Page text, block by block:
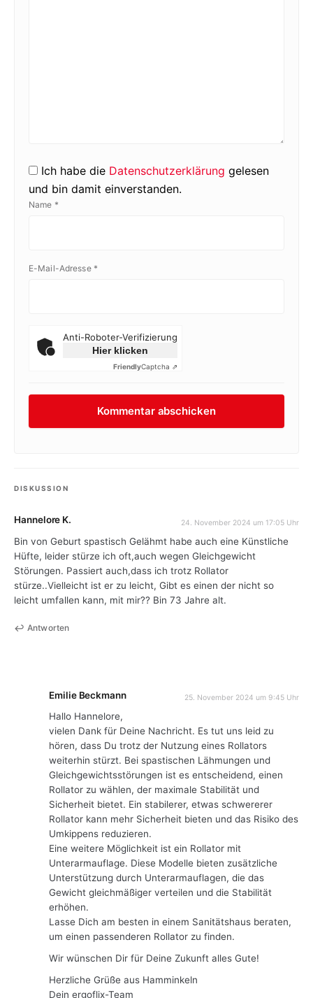
Ich habe die Datenschutzerklärung gelesen
und bin damit einverstanden.
Name *
E-Mail-Adresse *
Anti-Roboter-Verifizierung
Hier klicken
FriendlyCaptcha ⇗
DISKUSSION
Hannelore K. 24. November 2024 um 17:05 Uhr
Bin von Geburt spastisch Gelähmt habe auch eine Künstliche
Hüfte, leider stürze ich oft,auch wegen Gleichgewicht
Störungen. Passiert auch,dass ich trotz Rollator
stürze..Vielleicht ist er zu leicht, Gibt es einen der nicht so
leicht umfallen kann, mit mir?? Bin 73 Jahre alt.
Antworten
Emilie Beckmann 25. November 2024 um 9:45 Uhr
Hallo Hannelore,
vielen Dank für Deine Nachricht. Es tut uns leid zu
hören, dass Du trotz der Nutzung eines Rollators
weiterhin stürzt. Bei spastischen Lähmungen und
Gleichgewichtsstörungen ist es entscheidend, einen
Rollator zu wählen, der maximale Stabilität und
Sicherheit bietet. Ein stabilerer, etwas schwererer
Rollator kann mehr Sicherheit bieten und das Risiko des
Umkippens reduzieren.
Eine weitere Möglichkeit ist ein Rollator mit
Unterarmauflage. Diese Modelle bieten zusätzliche
Unterstützung durch Unterarmauflagen, die das
Gewicht gleichmäßiger verteilen und die Stabilität
erhöhen.
Lasse Dich am besten in einem Sanitätshaus beraten,
um einen passenderen Rollator zu finden.
Wir wünschen Dir für Deine Zukunft alles Gute!
Herzliche Grüße aus Hamminkeln
Dein ergoflix-Team